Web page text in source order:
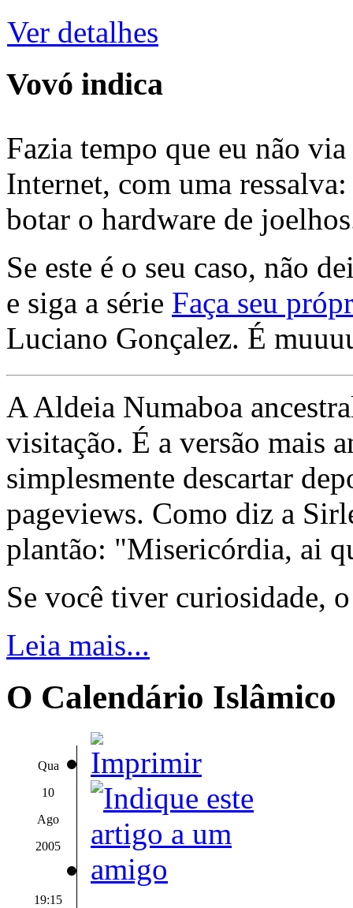
Ver detalhes
Vovó indica
Fazia tempo que eu não
Internet, com uma
botar o hardware de
Se este é o seu caso, não
e siga a série Faça seu
Luciano Gonçalez. É
A Aldeia Numaboa
visitação. É a versão mais
simplesmente descartar
pageviews. Como diz a
plantão: "Misericórdia, ai
Se você tiver curiosidade,
Leia mais...
O Calendário Islâmico
Qua
10
Ago
2005
19:15